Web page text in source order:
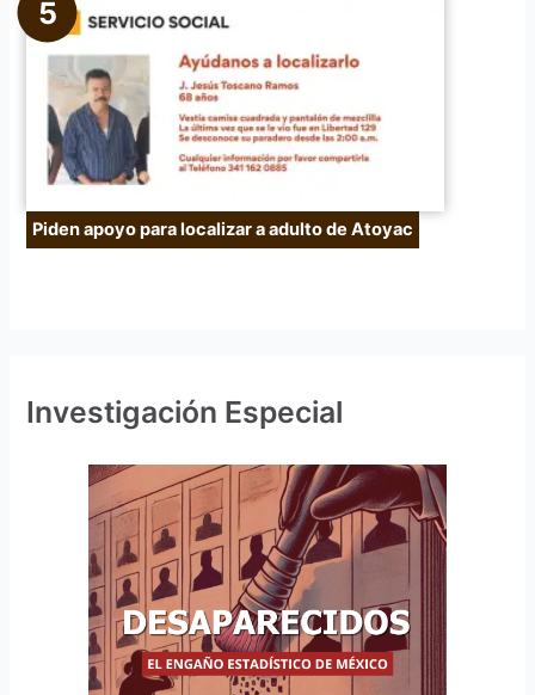
Piden apoyo para localizar a adulto de Atoyac
Investigación Especial